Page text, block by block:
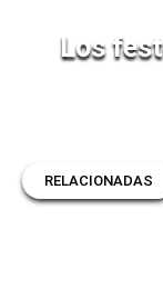
Los
RELACIONADAS